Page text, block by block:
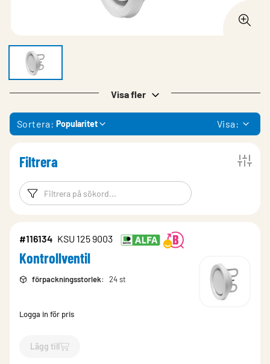
Visa fler
Sortera: Popularitet Visa:
Filtrera
Filtreringsord Filtrera
#116134 KSU 125 9003
Kontrollventil
förpackningsstorlek: 24 st
Logga in för pris
Lägg till
`$Lägg till